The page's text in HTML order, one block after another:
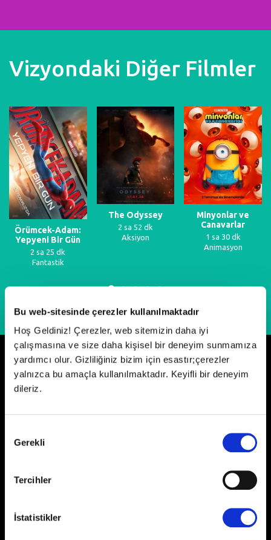
Bu web-sitesinde çerezler kullanılmaktadır
Hoş Geldiniz! Çerezler, web sitemizin daha iyi
çalışmasına ve size daha kişisel bir deneyim sunmamıza
yardımcı olur. Gizliliğiniz bizim için esastır;çerezler
yalnızca bu amaçla kullanılmaktadır. Keyifli bir deneyim
dileriz.
Seçimi
Gerekli
Tercihler
İstatistikler
Vizyondaki Diğer Filmler
Örümcek-Adam:
Yepyeni Bir Gün
2 sa 25 dk
Fantastik
The Odyssey
2 sa 52 dk
Aksiyon
Minyonlar ve
Canavarlar
1 sa 30 dk
Animasyon
Neler Oluyor?
ile Örgü Şenliği